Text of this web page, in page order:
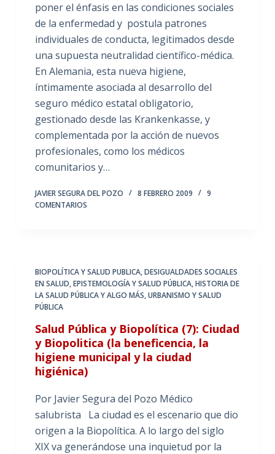
poner el énfasis en las condiciones sociales
de la enfermedad y postula patrones
individuales de conducta, legitimados desde
una supuesta neutralidad científico-médica.
En Alemania, esta nueva higiene,
íntimamente asociada al desarrollo del
seguro médico estatal obligatorio,
gestionado desde las Krankenkasse, y
complementada por la acción de nuevos
profesionales, como los médicos
comunitarios y…
JAVIER SEGURA DEL POZO 8 FEBRERO 2009
9
COMENTARIOS
BIOPOLÍTICA Y SALUD PUBLICA,DESIGUALDADES SOCIALES
EN SALUD,EPISTEMOLOGÍA Y SALUD PÚBLICA,HISTORIA DE
LA SALUD PÚBLICA Y ALGO MÁS,URBANISMO Y SALUD
PÚBLICA
Salud Pública y Biopolítica (7): Ciudad
y Biopolitica (la beneficencia, la
higiene municipal y la ciudad
higiénica)
Por Javier Segura del Pozo Médico
salubrista La ciudad es el escenario que dio
origen a la Biopolítica. A lo largo del siglo
XIX va generándose una inquietud por la